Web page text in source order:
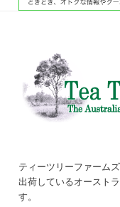
ティーツリーファーム
出荷しているオースト
す。